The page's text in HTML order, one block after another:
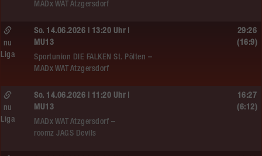
MADx WAT Atzgersdorf
So. 14.06.2026 | 13:20 Uhr |
MU13
Sportunion DIE FALKEN St. Pölten –
MADx WAT Atzgersdorf
nu
Liga
29:26
(16:9)
So. 14.06.2026 | 11:20 Uhr |
MU13
MADx WAT Atzgersdorf –
roomz JAGS Devils
nu
Liga
16:27
(6:12)